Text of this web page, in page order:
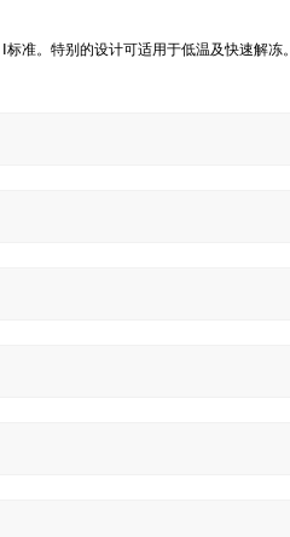
标准。特别的设计可适用于低温及快速解冻。